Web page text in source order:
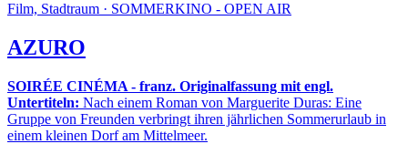
Film, Stadtraum · SOMMERKINO - OPEN AIR
AZURO
SOIRÉE CINÉMA - franz. Originalfassung mit engl.
Untertiteln: Nach einem Roman von Marguerite Duras: Eine
Gruppe von Freunden verbringt ihren jährlichen Sommerurlaub in
einem kleinen Dorf am Mittelmeer.